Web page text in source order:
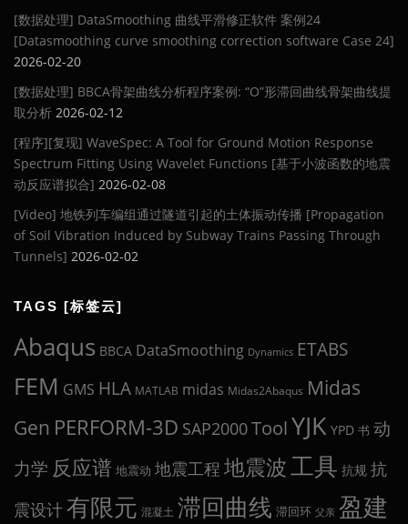
[数据处理] DataSmoothing 曲线平滑修正软件 案例24
[Datasmoothing curve smoothing correction software Case 24]
2026-02-20
[数据处理] BBCA骨架曲线分析程序案例: “O”形滞回曲线骨架曲线提
取分析 2026-02-12
[程序][复现] WaveSpec: A Tool for Ground Motion Response
Spectrum Fitting Using Wavelet Functions [基于小波函数的地震
动反应谱拟合] 2026-02-08
[Video] 地铁列车编组通过隧道引起的土体振动传播 [Propagation
of Soil Vibration Induced by Subway Trains Passing Through
Tunnels] 2026-02-02
TAGS [标签云]
Abaqus BBCA DataSmoothing Dynamics ETABS
FEM GMS HLA MATLAB midas Midas2Abaqus Midas
Gen PERFORM-3D SAP2000ToolYJK YPD 书 动
力学 反应谱 地震动 地震工程 地震波工具 抗规 抗
震设计有限元 混凝土 滞回曲线 滞回环 父亲 盈建